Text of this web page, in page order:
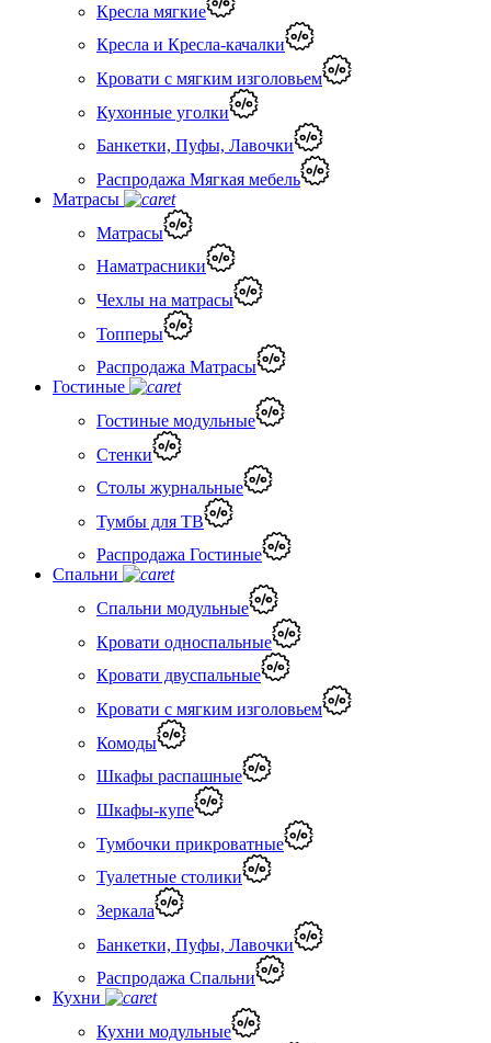
Кресла мягкие
Кресла и Кресла-качалки
Кровати с мягким изголовьем
Кухонные уголки
Банкетки, Пуфы, Лавочки
Распродажа Мягкая мебель
Матрасы
Матрасы
Наматрасники
Чехлы на матрасы
Топперы
Распродажа Матрасы
Гостиные
Гостиные модульные
Стенки
Столы журнальные
Тумбы для ТВ
Распродажа Гостиные
Спальни
Спальни модульные
Кровати односпальные
Кровати двуспальные
Кровати с мягким изголовьем
Комоды
Шкафы распашные
Шкафы-купе
Тумбочки прикроватные
Туалетные столики
Зеркала
Банкетки, Пуфы, Лавочки
Распродажа Спальни
Кухни
Кухни модульные